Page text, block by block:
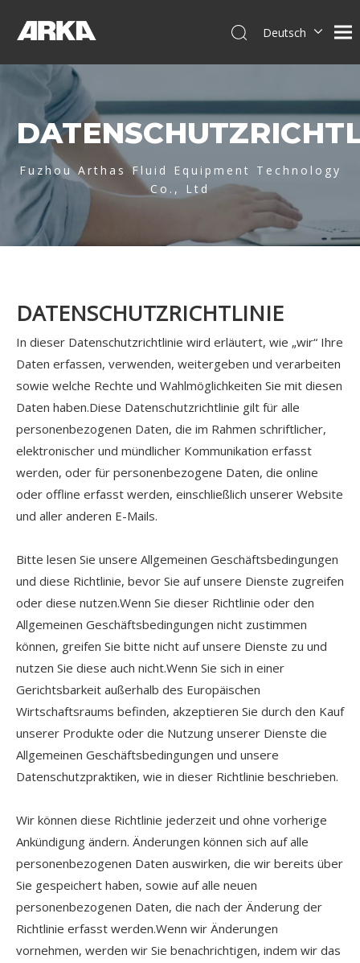
Deutsch
العربية
Français
Pусский
Español
Italiano
Fuzhou Arthas Fluid Equipment Technology
Co., Ltd
DATENSCHUTZRICHTLINIE
In dieser Datenschutzrichtlinie wird erläutert, wie „wir“ Ihre
Daten erfassen, verwenden, weitergeben und verarbeiten
sowie welche Rechte und Wahlmöglichkeiten Sie mit diesen
Daten haben.Diese Datenschutzrichtlinie gilt für alle
personenbezogenen Daten, die im Rahmen schriftlicher,
elektronischer und mündlicher Kommunikation erfasst
werden, oder für personenbezogene Daten, die online
oder offline erfasst werden, einschließlich unserer Website
und aller anderen E-Mails.
Bitte lesen Sie unsere Allgemeinen Geschäftsbedingungen
und diese Richtlinie, bevor Sie auf unsere Dienste zugreifen
oder diese nutzen.Wenn Sie dieser Richtlinie oder den
Allgemeinen Geschäftsbedingungen nicht zustimmen
können, greifen Sie bitte nicht auf unsere Dienste zu und
nutzen Sie diese auch nicht.Wenn Sie sich in einer
Gerichtsbarkeit außerhalb des Europäischen
Wirtschaftsraums befinden, akzeptieren Sie durch den Kauf
unserer Produkte oder die Nutzung unserer Dienste die
Allgemeinen Geschäftsbedingungen und unsere
Datenschutzpraktiken, wie in dieser Richtlinie beschrieben.
Wir können diese Richtlinie jederzeit und ohne vorherige
Ankündigung ändern. Änderungen können sich auf alle
personenbezogenen Daten auswirken, die wir bereits über
Sie gespeichert haben, sowie auf alle neuen
personenbezogenen Daten, die nach der Änderung der
Richtlinie erfasst werden.Wenn wir Änderungen
vornehmen, werden wir Sie benachrichtigen, indem wir das